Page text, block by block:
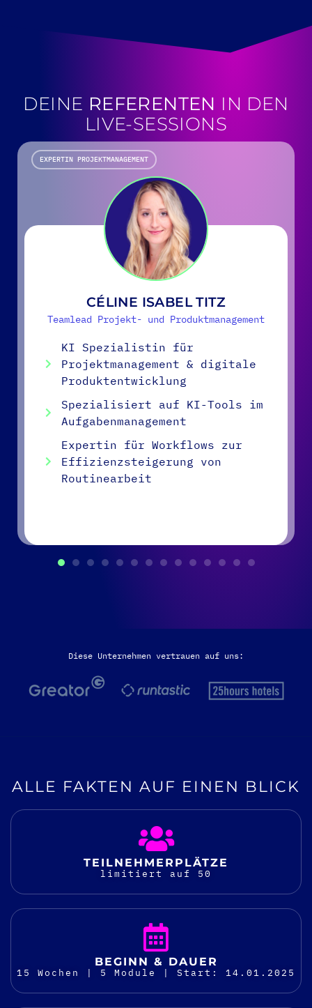
DEINE REFERENTEN IN DEN
LIVE-SESSIONS
EXPERTIN PROJEKTMANAGEMENT
CÉLINE ISABEL TITZ
Teamlead Projekt- und Produktmanagement
KI Spezialistin für
Projektmanagement & digitale
Produktentwicklung
Spezialisiert auf KI-Tools im
Aufgabenmanagement
Expertin für Workflows zur
Effizienzsteigerung von
Routinearbeit
Diese Unternehmen vertrauen auf uns:
ALLE FAKTEN AUF EINEN BLICK
TEILNEHMER­PLÄTZE
limitiert auf 50
BEGINN & DAUER
15 Wochen | 5 Module | Start: 14.01.2025